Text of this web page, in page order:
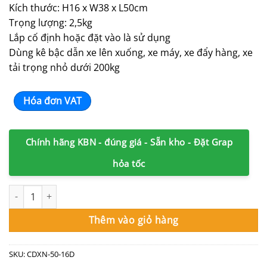
280,000₫.
Kích thước: H16 x W38 x L50cm
Trọng lượng: 2,5kg
Lắp cố định hoặc đặt vào là sử dụng
Dùng kê bậc dẫn xe lên xuống, xe máy, xe đẩy hàng, xe
tải trọng nhỏ dưới 200kg
Hóa đơn VAT
Chính hãng KBN - đúng giá - Sẵn kho - Đặt Grap
hỏa tốc
Cầu dắt xe máy nhựa cao 16cm màu đen số lượng
Thêm vào giỏ hàng
SKU:CDXN-50-16D